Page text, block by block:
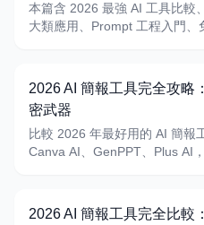
本篇含 2026 最強 AI 工具比較
大類應用、Prompt 工程入門、
2026 AI 簡報工具完全攻略
密武器
比較 2026 年最好用的 AI 簡報
Canva AI、GenPPT、Plus AI
2026 AI 簡報工具完全比較